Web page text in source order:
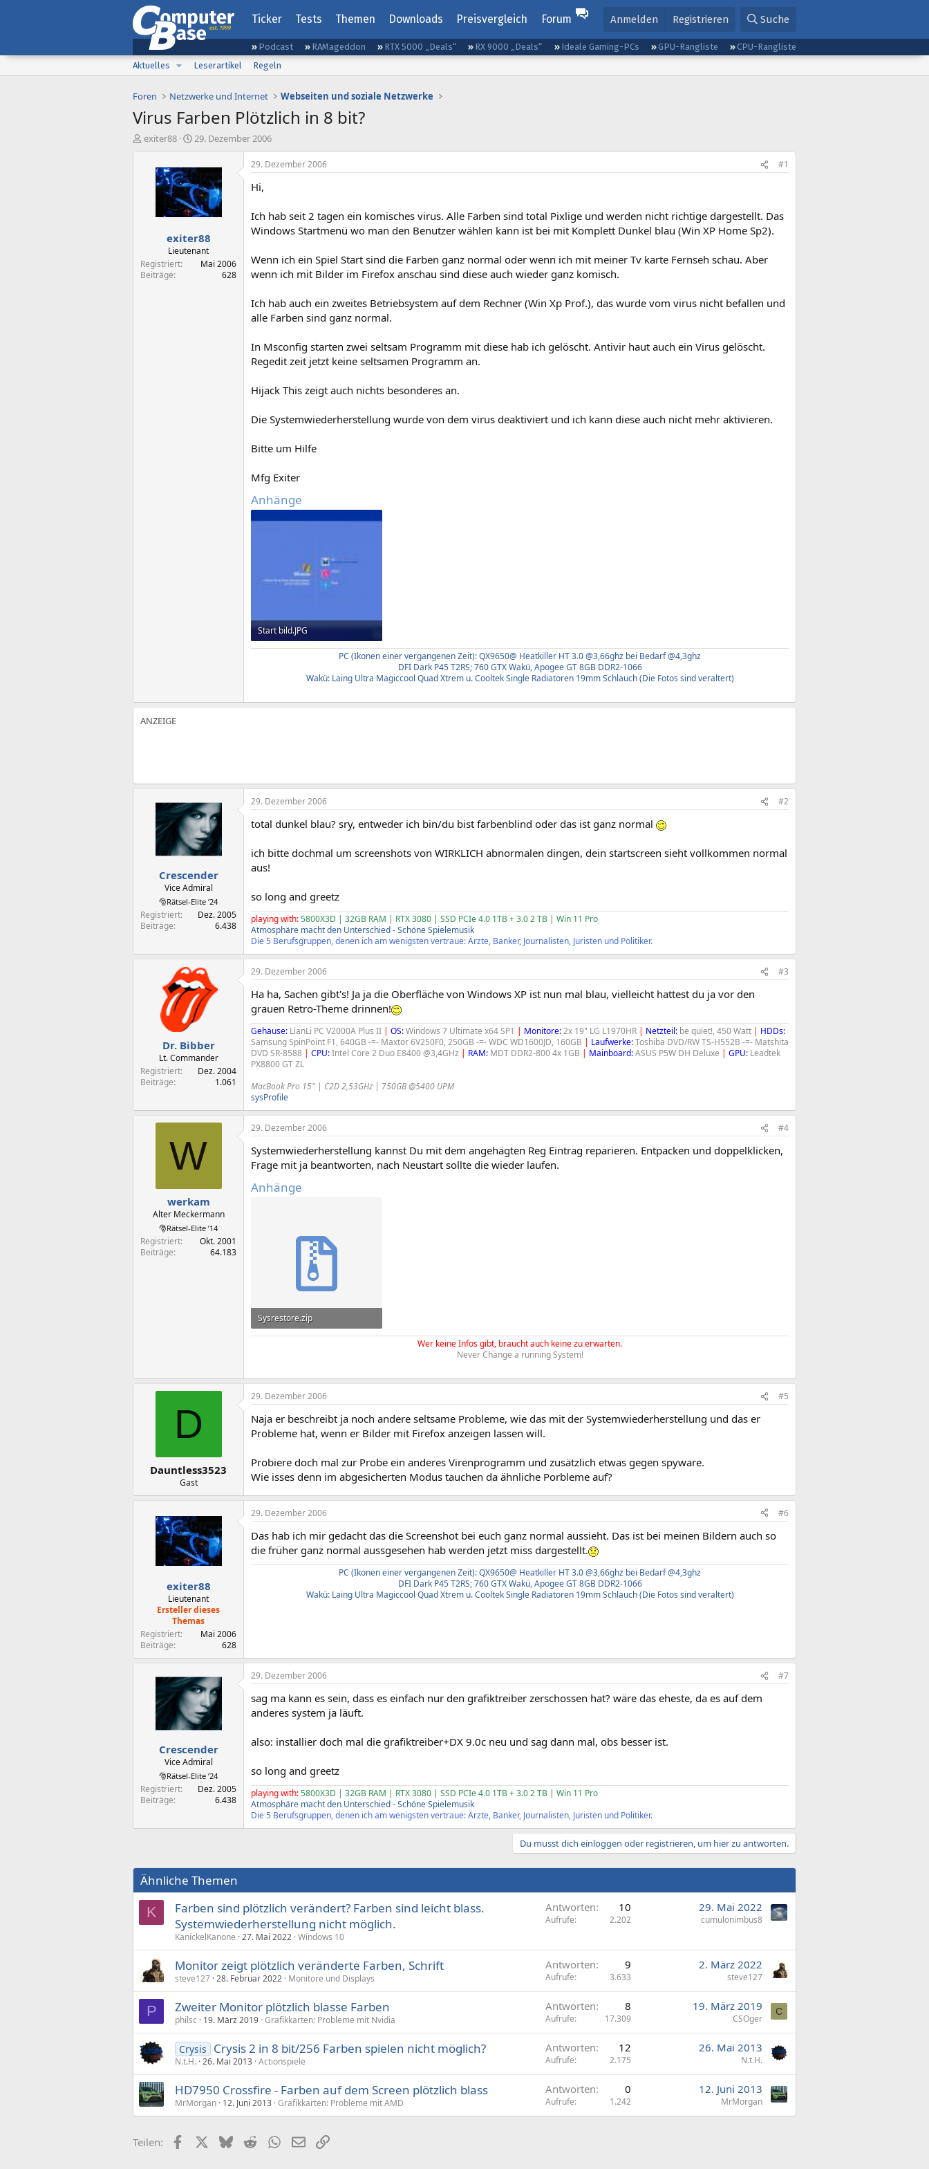
Ticker Tests Themen Downloads Preisvergleich Forum Anmelden Registrieren Suche
Podcast RAMageddon RTX 5000 „Deals“ RX 9000 „Deals“ Ideale Gaming-PCs GPU-Rangliste
CPU-Rangliste
Aktuelles
Leserartikel Regeln
Foren Netzwerke und Internet Webseiten und soziale Netzwerke
Virus Farben Plötzlich in 8 bit?
E
exiter88
E
t
e
l
l
a
m
29. Dezember 2006
exiter88
Lieutenant
Registriert
Mai 2006
Beiträge
628
29. Dezember 2006 #1
Hi,
Ich hab seit 2 tagen ein komisches virus. Alle Farben sind total Pixlige und werden nicht richtige dargestellt. Das
Windows Startmenü wo man den Benutzer wählen kann ist bei mit Komplett Dunkel blau (Win XP Home Sp2).
Wenn ich ein Spiel Start sind die Farben ganz normal oder wenn ich mit meiner Tv karte Fernseh schau. Aber
wenn ich mit Bilder im Firefox anschau sind diese auch wieder ganz komisch.
Ich hab auch ein zweites Betriebsystem auf dem Rechner (Win Xp Prof.), das wurde vom virus nicht befallen und
alle Farben sind ganz normal.
In Msconfig starten zwei seltsam Programm mit diese hab ich gelöscht. Antivir haut auch ein Virus gelöscht.
Regedit zeit jetzt keine seltsamen Programm an.
Hijack This zeigt auch nichts besonderes an.
Die Systemwiederherstellung wurde von dem virus deaktiviert und ich kann diese auch nicht mehr aktivieren.
Bitte um Hilfe
Mfg Exiter
Anhänge
Start bild.JPG
47,8 KB · Aufrufe: 258PC (Ikonen einer vergangenen Zeit): QX9650@ Heatkiller HT 3.0 @3,66ghz bei Bedarf @4,3ghz
DFI Dark P45 T2RS; 760 GTX Wakü, Apogee GT 8GB DDR2-1066
Wakü: Laing Ultra Magiccool Quad Xtrem u. Cooltek Single Radiatoren 19mm Schlauch (Die Fotos sind veraltert)
Crescender
Vice Admiral
🎅Rätsel-Elite ’24
Registriert
Dez. 2005
Beiträge
6.438
29. Dezember 2006 #2
total dunkel blau? sry, entweder ich bin/du bist farbenblind oder das ist ganz normal
ich bitte dochmal um screenshots von WIRKLICH abnormalen dingen, dein startscreen sieht vollkommen normal
aus!
so long and greetz
playing with:5800X3D | 32GB RAM | RTX 3080 | SSD PCIe 4.0 1TB + 3.0 2 TB | Win 11 Pro
Atmosphäre macht den Unterschied - Schöne Spielemusik
Die 5 Berufsgruppen, denen ich am wenigsten vertraue: Ärzte, Banker, Journalisten, Juristen und Politiker.
Dr. Bibber
Lt. Commander
Registriert
Dez. 2004
Beiträge
1.061
29. Dezember 2006 #3
Ha ha, Sachen gibt's! Ja ja die Oberfläche von Windows XP ist nun mal blau, vielleicht hattest du ja vor den
grauen Retro-Theme drinnen!
Gehäuse: LianLi PC V2000A Plus II | OS:Windows 7 Ultimate x64 SP1 | Monitore:2x 19" LG L1970HR | Netzteil: be quiet!, 450 Watt | HDDs:
Samsung SpinPoint F1, 640GB -=- Maxtor 6V250F0, 250GB -=- WDC WD1600JD, 160GB | Laufwerke:Toshiba DVD/RW TS-H552B -=- Matshita
DVD SR-8588 | CPU:Intel Core 2 Duo E8400 @3,4GHz | RAM: MDT DDR2-800 4x 1GB | Mainboard:ASUS P5W DH Deluxe | GPU: Leadtek
PX8800 GT ZL
MacBook Pro 15" | C2D 2,53GHz | 750GB @5400 UPM
sysProfile
W
werkam
Alter Meckermann
🎅Rätsel-Elite ’14
Registriert
Okt. 2001
Beiträge
64.183
29. Dezember 2006 #4
Systemwiederherstellung kannst Du mit dem angehägten Reg Eintrag reparieren. Entpacken und doppelklicken,
Frage mit ja beantworten, nach Neustart sollte die wieder laufen.
Anhänge
Sysrestore.zip
350 Bytes · Aufrufe: 113
Wer keine Infos gibt, braucht auch keine zu erwarten.
Never Change a running System!
D
Dauntless3523
Gast
29. Dezember 2006 #5
Naja er beschreibt ja noch andere seltsame Probleme, wie das mit der Systemwiederherstellung und das er
Probleme hat, wenn er Bilder mit Firefox anzeigen lassen will.
Probiere doch mal zur Probe ein anderes Virenprogramm und zusätzlich etwas gegen spyware.
Wie isses denn im abgesicherten Modus tauchen da ähnliche Porbleme auf?
exiter88
Lieutenant
Ersteller dieses
Themas
Registriert
Mai 2006
Beiträge
628
29. Dezember 2006 #6
Das hab ich mir gedacht das die Screenshot bei euch ganz normal aussieht. Das ist bei meinen Bildern auch so
die früher ganz normal aussgesehen hab werden jetzt miss dargestellt.
PC (Ikonen einer vergangenen Zeit): QX9650@ Heatkiller HT 3.0 @3,66ghz bei Bedarf @4,3ghz
DFI Dark P45 T2RS; 760 GTX Wakü, Apogee GT 8GB DDR2-1066
Wakü: Laing Ultra Magiccool Quad Xtrem u. Cooltek Single Radiatoren 19mm Schlauch (Die Fotos sind veraltert)
Crescender
Vice Admiral
🎅Rätsel-Elite ’24
Registriert
Dez. 2005
Beiträge
6.438
29. Dezember 2006 #7
sag ma kann es sein, dass es einfach nur den grafiktreiber zerschossen hat? wäre das eheste, da es auf dem
anderes system ja läuft.
also: installier doch mal die grafiktreiber+DX 9.0c neu und sag dann mal, obs besser ist.
so long and greetz
playing with:5800X3D | 32GB RAM | RTX 3080 | SSD PCIe 4.0 1TB + 3.0 2 TB | Win 11 Pro
Atmosphäre macht den Unterschied - Schöne Spielemusik
Die 5 Berufsgruppen, denen ich am wenigsten vertraue: Ärzte, Banker, Journalisten, Juristen und Politiker.
Du musst dich einloggen oder registrieren, um hier zu antworten.
Ähnliche Themen
K
Farben sind plötzlich verändert? Farben sind leicht blass.
Systemwiederherstellung nicht möglich.
KanickelKanone 27. Mai 2022 Windows 10
Antworten 10
Aufrufe 2.202
29. Mai 2022
cumulonimbus8
Monitor zeigt plötzlich veränderte Farben, Schrift
steve127 28. Februar 2022 Monitore und Displays
Antworten 9
Aufrufe 3.633
2. März 2022
steve127
P Zweiter Monitor plötzlich blasse Farben
philsc 19. März 2019 Grafikkarten: Probleme mit Nvidia
Antworten 8
Aufrufe 17.309
19. März 2019
CSOger
C
Crysis Crysis 2 in 8 bit/256 Farben spielen nicht möglich?
N.t.H. 26. Mai 2013 Actionspiele
Antworten 12
Aufrufe 2.175
26. Mai 2013
N.t.H.
HD7950 Crossfire - Farben auf dem Screen plötzlich blass
MrMorgan 12. Juni 2013 Grafikkarten: Probleme mit AMD
Antworten 0
Aufrufe 1.242
12. Juni 2013
MrMorgan
Teilen: FacebookX (Twitter)
BlueskyRedditWhatsApp
E-MailLink